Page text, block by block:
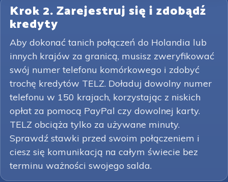
Krok 2. Zarejestruj się i zdobądź
kredyty
Aby dokonać tanich połączeń do Holandia lub
innych krajów za granicą, musisz zweryfikować
swój numer telefonu komórkowego i zdobyć
trochę kredytów TELZ. Doładuj dowolny numer
telefonu w 150 krajach, korzystając z niskich
opłat za pomocą PayPal czy dowolnej karty.
TELZ obciąża tylko za używane minuty.
Sprawdź stawki przed swoim połączeniem i
ciesz się komunikacją na całym świecie bez
terminu ważności swojego salda.